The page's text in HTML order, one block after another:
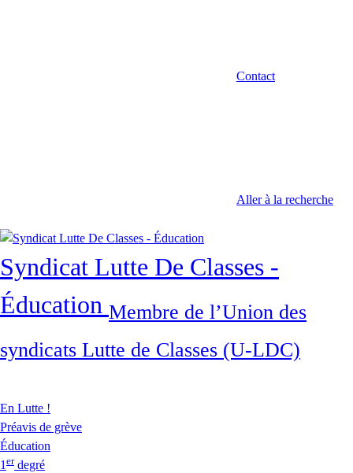
Contact
Aller à la recherche
Syndicat Lutte De Classes -
Éducation Membre de l’Union des
syndicats Lutte de Classes (U-LDC)
En Lutte !
Préavis de grève
Éducation
1 erdegré